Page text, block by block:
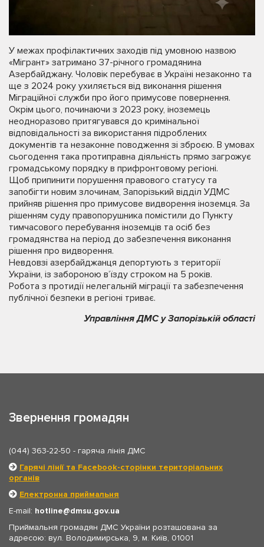
У межах профілактичних заходів під умовною назвою
«Мігрант» затримано 37-річного громадянина
Азербайджану. Чоловік перебуває в Україні незаконно та
ще з 2024 року ухиляється від виконання рішення
Міграційної служби про його примусове повернення.
Окрім цього, починаючи з 2023 року, іноземець
неодноразово притягувався до кримінальної
відповідальності за використання підроблених
документів та незаконне поводження зі зброєю. В умовах
сьогодення така протиправна діяльність прямо загрожує
громадському порядку в прифронтовому регіоні.
Щоб припинити порушення правового статусу та
запобігти новим злочинам, Запорізький відділ УДМС
прийняв рішення про примусове видворення іноземця. За
рішенням суду правопорушника помістили до Пункту
тимчасового перебування іноземців та осіб без
громадянства на період до забезпечення виконання
рішення про видворення.
Невдовзі азербайджанця депортують з території
України, із забороною в’їзду строком на 5 років.
Робота з протидії нелегальній міграції та забезпечення
публічної безпеки в регіоні триває.
Управління ДМС у Запорізькій області
Звернення громадян
(044) 363-22-50 - гаряча лінія ДМС
Гарячі лінії та Facebook-сторінки територіальних
органів
Електронна приймальня
E-mail: hotline
dmsu.gov.ua
Приймальня громадян ДМС України розташована за
адресою: вул. Володимирська, 9, м. Київ, 01001